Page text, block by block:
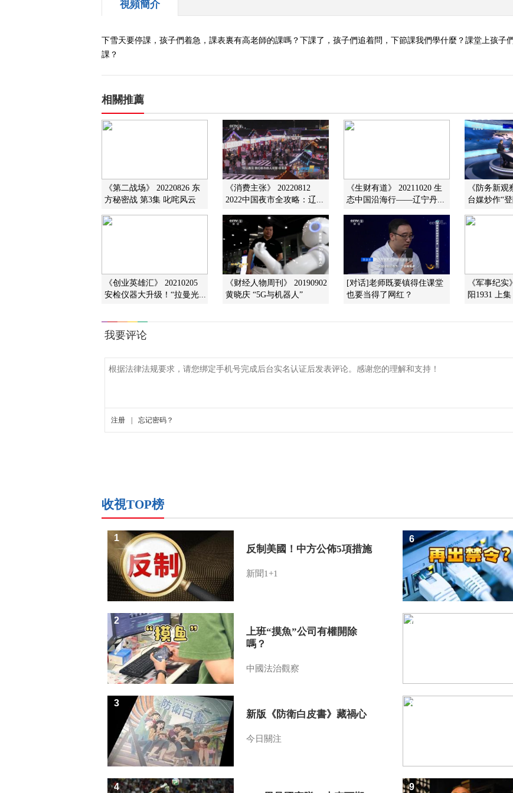
視頻簡介
下雪天要停課，孩子們着急，課表裏有高老師的課嗎？下課了，孩子們追着問，下節課我們學什麼？課堂上孩
課？
相關推薦
《第二战场》 20220826 东
方秘密战 第3集 叱咤风云
《消费主张》 20220812
2022中国夜市全攻略：辽...
《生财有道》 20211020 生
态中国沿海行——辽宁丹...
《防务新观
台媒炒作“
《创业英雄汇》 20210205
安检仪器大升级！“拉曼光...
《财经人物周刊》 20190902
黄晓庆 “5G与机器人”
[对话]老师既要镇得住课堂
也要当得了网红？
《军事纪实
阳1931 上集
收視TOP榜
反制美國！中方公佈5項措施
新聞1+1
1
上班“摸魚”公司有權開除
嗎？
中國法治觀察
2
新版《防衛白皮書》藏禍心
今日關注
3
4
6
7
8
9